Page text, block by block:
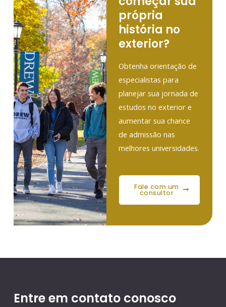
própria
história no
exterior?
Obtenha orientação de
especialistas para
planejar sua jornada de
estudos no exterior e
aumentar sua chance
de admissão nas
melhores universidades.
fale com um
consultor
Entre em contato conosco